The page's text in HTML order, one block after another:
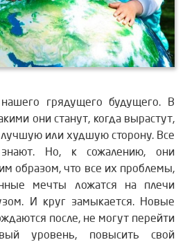
грядущего будущего. В
они станут, когда вырастут,
или худшую сторону. Все
Но, к сожалению, они
образом, что все их проблемы,
мечты ложатся на плечи
И круг замыкается. Новые
после, не могут перейти
уровень, повысить свой